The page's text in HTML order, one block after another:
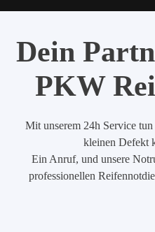
Dein
PKW
Mit unserem 24h Service
kleinen Defekt
Ein Anruf, und unsere
professionellen